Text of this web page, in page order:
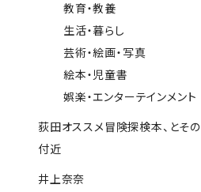
教育・教養
生活・暮らし
芸術・絵画・写真
絵本・児童書
娯楽・エンターテインメント
荻田オススメ冒険探検本、とその
付近
井上奈奈